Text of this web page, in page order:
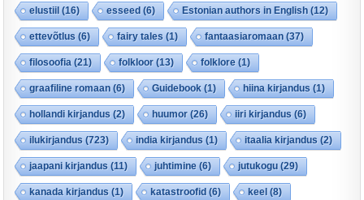
elustiil (16) esseed (6) Estonian authors in English (12)
ettevõtlus (6) fairy tales (1) fantaasiaromaan (37)
filosoofia (21) folkloor (13) folklore (1)
graafiline romaan (6) Guidebook (1) hiina kirjandus (1)
hollandi kirjandus (2) huumor (26) iiri kirjandus (6)
ilukirjandus (723) india kirjandus (1) itaalia kirjandus (2)
jaapani kirjandus (11) juhtimine (6) jutukogu (29)
kanada kirjandus (1) katastroofid (6) keel (8)